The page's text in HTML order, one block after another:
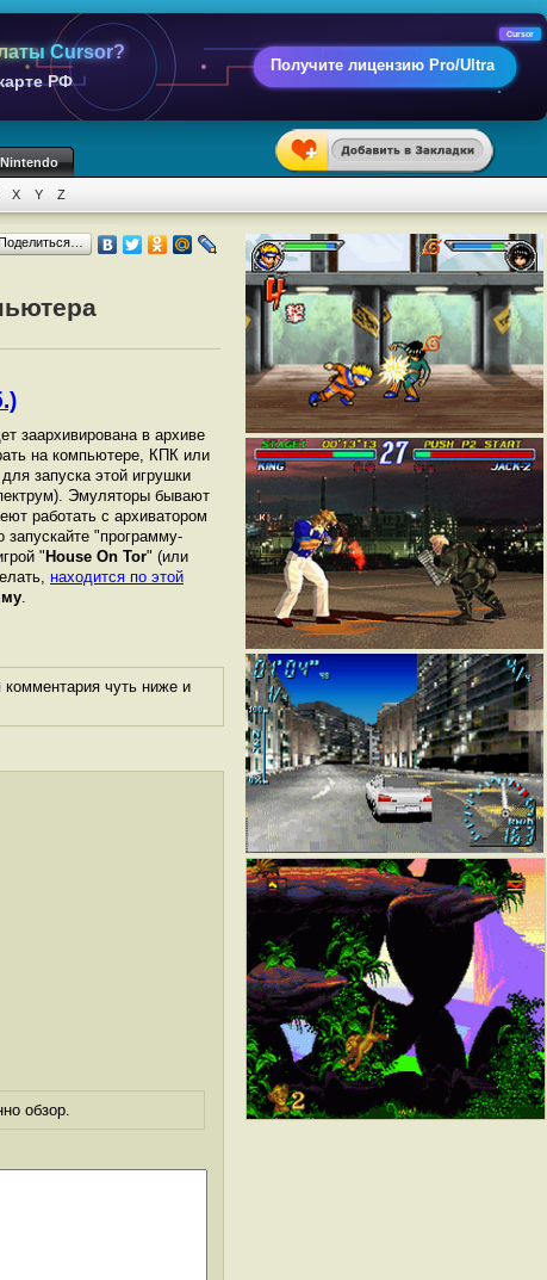
Cursor?
РФ
Получите лицензию Pro/Ultra
Cursor
X Y Z
заархивирована в архиве
на компьютере, КПК или
запуска этой игрушки
Эмуляторы бывают
работать с архиватором
запускайте "программу-
"House On Tor" (или
находится по этой
.
чуть ниже и
обзор.